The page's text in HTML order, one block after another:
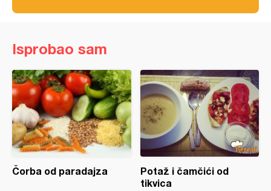
Isprobao sam
Čorba od paradajza
Potaž i čamčići od
tikvica